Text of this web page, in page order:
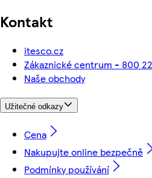
Kontakt
itesco.cz
Zákaznické centrum - 800
Naše obchody
Užitečné odkazy
Cena
Nakupujte online bezpečně
Podmínky používání